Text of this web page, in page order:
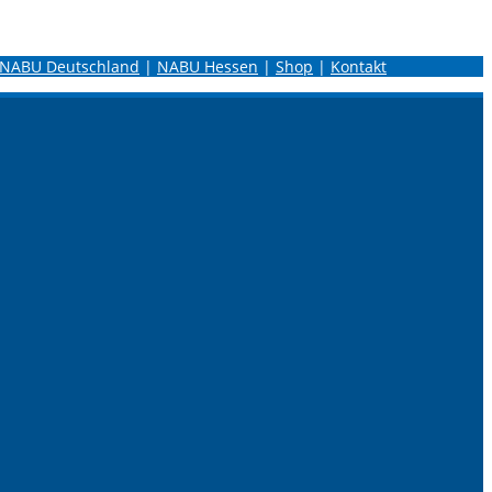
NABU Deutschland | NABU Hessen | Shop | Kontakt